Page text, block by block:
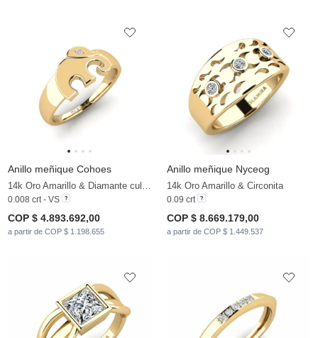
Anillo meñique Cohoes
0.008 crt - VS
COP $ 4.893.692,00
a partir de COP $ 1.198.655
Anillo meñique Nyceog
14k Oro Amarillo & Circonita
0.09 crt
COP $ 8.669.179,00
a partir de COP $ 1.449.537